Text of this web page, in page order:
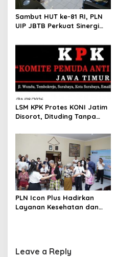
Sambut HUT ke-81 RI, PLN
UIP JBTB Perkuat Sinergi
Nasional Baluran
LSM KPK Protes KONI Jatim
Disorot, Dituding Tanpa
PLN Icon Plus Hadirkan
Layanan Kesehatan dan
Leave a Reply